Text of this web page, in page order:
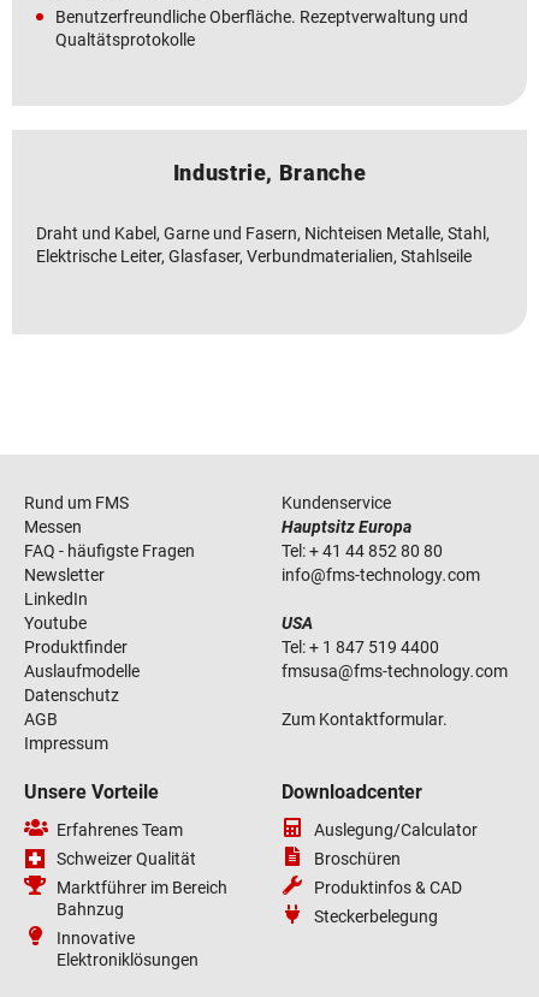
Benutzerfreundliche Oberfläche. Rezeptverwaltung und
Qualtätsprotokolle
Industrie, Branche
Draht und Kabel, Garne und Fasern, Nichteisen Metalle, Stahl,
Elektrische Leiter, Glasfaser, Verbundmaterialien, Stahlseile
Rund um FMS
Messen
FAQ - häufigste Fragen
Newsletter
LinkedIn
Youtube
Produktfinder
Auslaufmodelle
Datenschutz
AGB
Impressum
Kundenservice
Hauptsitz Europa
Tel:+ 41 44 852 80 80
info@fms-technology.com
USA
Tel:+ 1 847 519 4400
fmsusa@fms-technology.com
Zum Kontaktformular.
Unsere Vorteile
Erfahrenes Team
Schweizer Qualität
Marktführer im Bereich
Bahnzug
Innovative
Elektroniklösungen
Downloadcenter
Auslegung/Calculator
Broschüren
Produktinfos & CAD
Steckerbelegung